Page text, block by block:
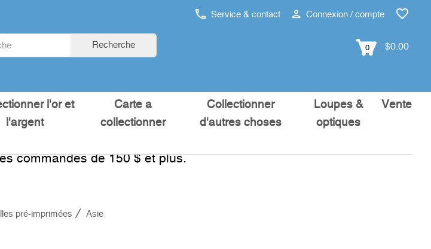
Service & contact Connexion / compte
Recherche 0 $0.00
l'or et
l'argent
Carte a
collectionner
Collectionner
d'autres choses
Loupes &
optiques
Vente
commandes de 150 $ et plus.
pré-imprimées
Asie